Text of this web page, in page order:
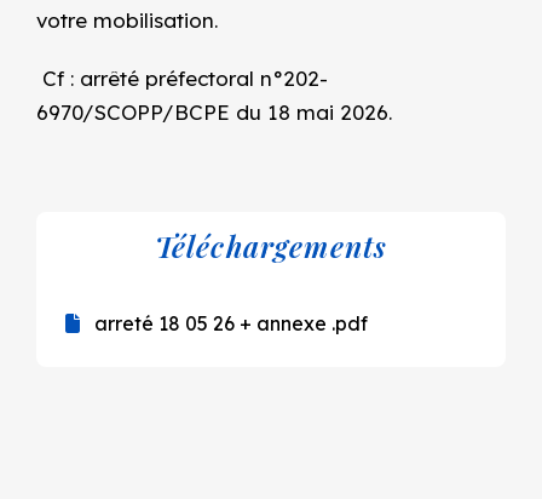
votre mobilisation.
Cf : arrêté préfectoral n°202-
6970/SCOPP/BCPE du 18 mai 2026.
Téléchargements
arreté 18 05 26 + annexe .pdf